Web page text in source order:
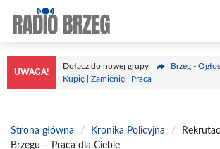
treści
UWAGA!
Dołącz do nowej grupy
Brzeg -
Kupię | Zamienię | Praca
Strona główna / Kronika Policyjna /
Brzegu – Praca dla Ciebie